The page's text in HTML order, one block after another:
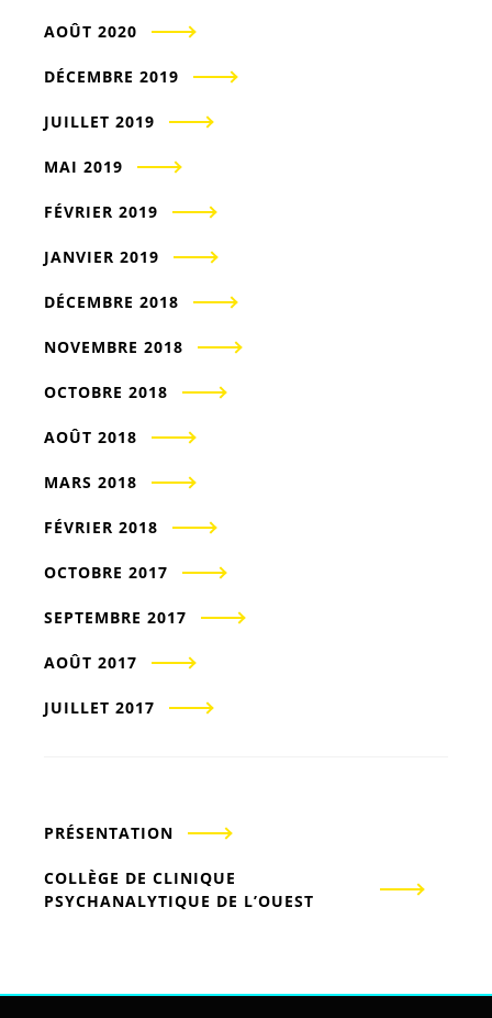
AOÛT 2020
DÉCEMBRE 2019
JUILLET 2019
MAI 2019
FÉVRIER 2019
JANVIER 2019
DÉCEMBRE 2018
NOVEMBRE 2018
OCTOBRE 2018
AOÛT 2018
MARS 2018
FÉVRIER 2018
OCTOBRE 2017
SEPTEMBRE 2017
AOÛT 2017
JUILLET 2017
PRÉSENTATION
COLLÈGE DE CLINIQUE
PSYCHANALYTIQUE DE L’OUEST